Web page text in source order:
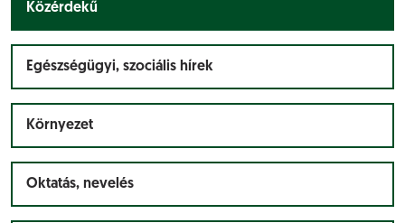
Közérdekű
Egészségügyi, szociális hírek
Környezet
Oktatás, nevelés